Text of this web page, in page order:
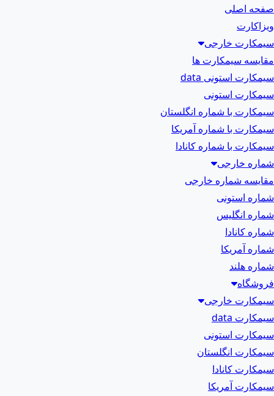
صفحه اصلی
ویزاکارت
سیمکارت خارجی
مقایسه سیمکارت ها
سیمکارت استونی data
سیمکارت استونی
سیمکارت با شماره انگلستان
سیمکارت با شماره آمریکا
سیمکارت با شماره کانادا
شماره خارجی
مقایسه شماره خارجی
شماره استونی
شماره انگلیس
شماره کانادا
شماره آمریکا
شماره هلند
فروشگاه
سیمکارت خارجی
سیمکارت data
سیمکارت استونی
سیمکارت انگلستان
سیمکارت کانادا
سیمکارت آمریکا